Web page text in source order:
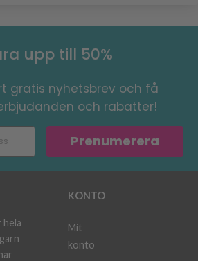
upp till 50%
gratis nyhetsbrev och få
och rabatter!
Prenumerera
hela
KONTO
Mit
konto